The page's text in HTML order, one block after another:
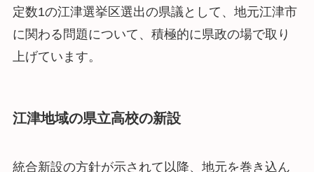
定数1の江津選挙区選出の県議として、地元江津市
に関わる問題について、積極的に県政の場で取り
上げています。
江津地域の県立高校の新設
統合新設の方針が示されて以降、地元を巻き込ん